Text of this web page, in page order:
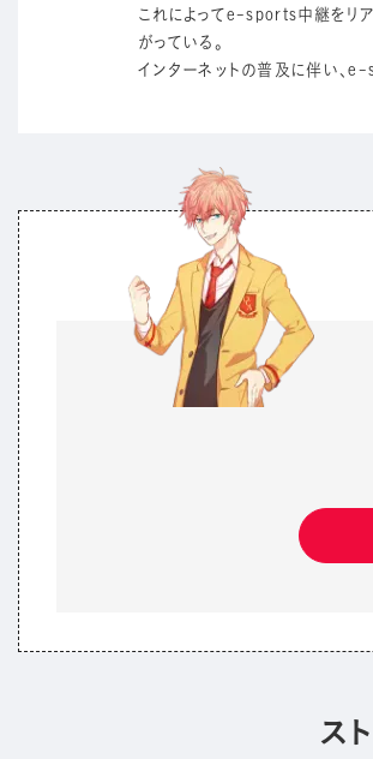
これによってe-sports中継をリ
がっている。
インターネットの普及に伴い、
ス